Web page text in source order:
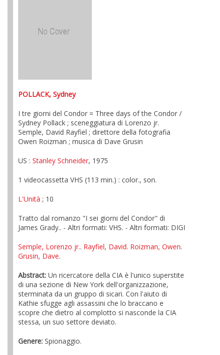
POLLACK, Sydney
I tre giorni del Condor = Three days of the Condor /
Sydney Pollack ; sceneggiatura di Lorenzo jr.
Semple, David Rayfiel ; direttore della fotografia
Owen Roizman ; musica di Dave Grusin
US : Stanley Schneider, 1975
1 videocassetta VHS (113 min.) : color., son.
L'Unità ; 10
Tratto dal romanzo "I sei giorni del Condor" di
James Grady.. - Altri formati: VHS. - Altri formati: DIGI
Semple, Lorenzo jr.. Rayfiel, David. Roizman, Owen.
Grusin, Dave.
Abstract: Un ricercatore della CIA è l'unico superstite
di una sezione di New York dell'organizzazione,
sterminata da un gruppo di sicari. Con l'aiuto di
Kathie sfugge agli assassini che lo braccano e
scopre che dietro al complotto si nasconde la CIA
stessa, un suo settore deviato.
Genere: Spionaggio.